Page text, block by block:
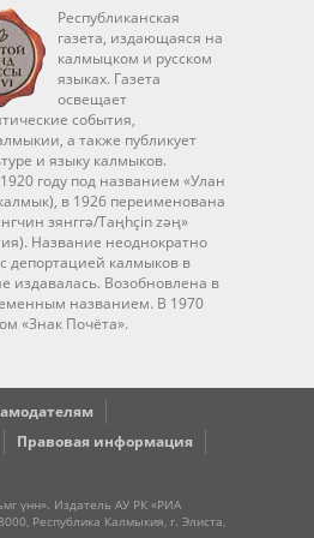
Республиканская
газета, издающаяся на
калмыцком и русском
языках. Газета
освещает
события,
а также публикует
и языку калмыков.
году под названием «Улан
в 1926 переименована
зянггә/Taңhçin zәң»
Название неоднократно
депортацией калмыков в
издавалась. Возобновлена в
названием. В 1970
«Знак Почёта».
Правовая информация
үнн». Издатель АУ РК «РИА
Республика Калмыкия, г. Элиста,